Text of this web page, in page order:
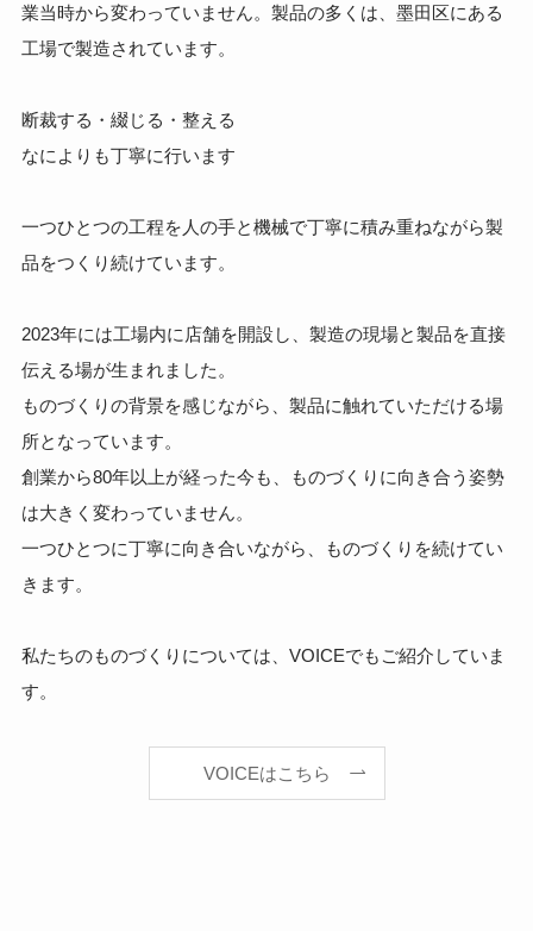
業当時から変わっていません。製品の多くは、墨田区にある
工場で製造されています。
断裁する・綴じる・整える
なによりも丁寧に行います
一つひとつの工程を人の手と機械で丁寧に積み重ねながら製
品をつくり続けています。
2023年には工場内に店舗を開設し、製造の現場と製品を直接
伝える場が生まれました。
ものづくりの背景を感じながら、製品に触れていただける場
所となっています。
創業から80年以上が経った今も、ものづくりに向き合う姿勢
は大きく変わっていません。
一つひとつに丁寧に向き合いながら、ものづくりを続けてい
きます。
私たちのものづくりについては、VOICEでもご紹介していま
す。
VOICEはこちら